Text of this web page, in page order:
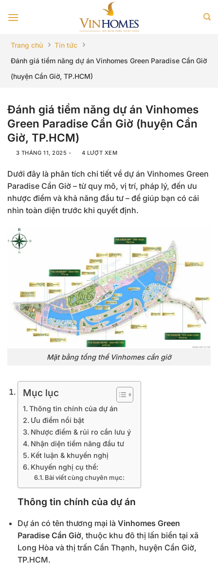
qua
dungTrang chủ › Tin tức ›
Đánh giá tiềm năng dự án Vinhomes Green Paradise Cần Giờ
(huyện Cần Giờ, TP.HCM)
Đánh giá tiềm năng dự án Vinhomes
Green Paradise Cần Giờ (huyện Cần
Giờ, TP.HCM)
3 THÁNG 11, 2025 - 4 LƯỢT XEM
Dưới đây là phân tích chi tiết về dự án Vinhomes Green
Paradise Cần Giờ – từ quy mô, vị trí, pháp lý, đến ưu
nhược điểm và khả năng đầu tư – để giúp bạn có cái
nhìn toàn diện trước khi quyết định.
Mặt bằng tổng thể Vinhomes cần giờ
Mục lục
Thông tin chính của dự án
Ưu điểm nổi bật
Nhược điểm & rủi ro cần lưu ý
Nhận diện tiềm năng đầu tư
Kết luận & khuyến nghị
Khuyến nghị cụ thể:
Bài viết cùng chuyên mục:
Thông tin chính của dự án
Dự án có tên thương mại là Vinhomes Green
Paradise Cần Giờ, thuộc khu đô thị lấn biển tại xã
Long Hòa và thị trấn Cần Thạnh, huyện Cần Giờ,
TP.HCM.